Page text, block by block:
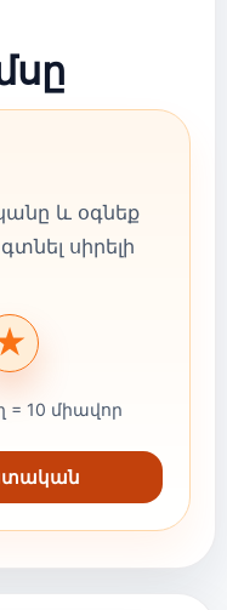
և օգնեք
սիրելի
10 միավոր